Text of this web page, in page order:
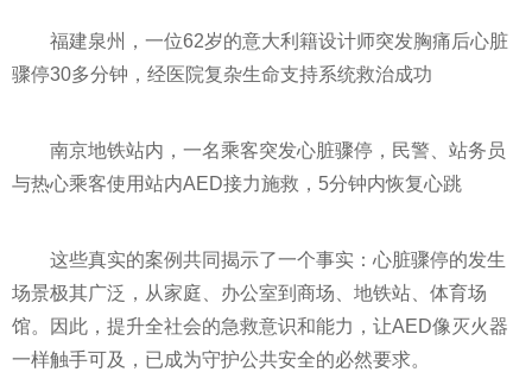
福建泉州，一位62岁的意大利籍设计师突发胸痛后心脏
骤停30多分钟，经医院复杂生命支持系统救治成功
南京地铁站内，一名乘客突发心脏骤停，民警、站务员
与热心乘客使用站内AED接力施救，5分钟内恢复心跳
这些真实的案例共同揭示了一个事实：心脏骤停的发生
场景极其广泛，从家庭、办公室到商场、地铁站、体育场
馆。因此，提升全社会的急救意识和能力，让AED像灭火器
一样触手可及，已成为守护公共安全的必然要求。